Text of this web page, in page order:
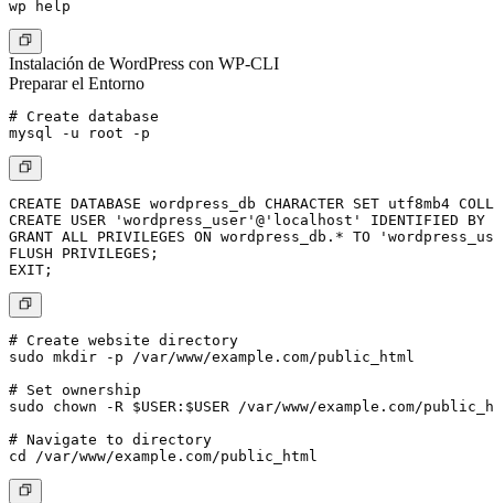
Instalación de WordPress con WP-CLI
Preparar el Entorno
# Create database
CREATE DATABASE wordpress_db CHARACTER SET utf8mb4
CREATE USER 'wordpress_user'@'localhost' IDENTIFIED
GRANT ALL PRIVILEGES ON wordpress_db.* TO
FLUSH PRIVILEGES;
# Create website directory
sudo mkdir -p /var/www/example.com/public_html
# Set ownership
sudo chown -R $USER:$USER /var/www/example.com/
# Navigate to directory